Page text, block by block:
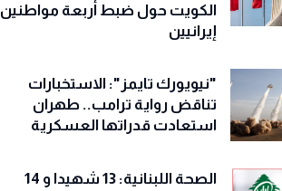
الكويت حول ضبط أربعة مواطنين
إيرانيين
"نيويورك تايمز": الاستخبارات
تناقض رواية ترامب.. طهران
استعادت قدراتها العسكرية
الصحة اللبنانية: 13 شهيدا و 14